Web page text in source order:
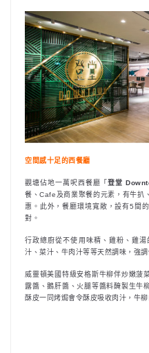
空間感十足的西餐廳
觀塘佔地一萬呎西餐廳「登堂
餐、Cafe及商業聚餐的元素，有牛扒
惠。此外，餐廳環境寬敞，設有5間
對。
行政總廚從不使用味精、雞粉、雞
汁、菜汁、牛肉汁等等天然調味，強調
威靈頓美國特級安格斯牛柳伴炒嫩菠
露醬、鵝肝醬、火腿等醬料醃製生牛
酥皮一同烤焗會令酥皮吸收肉汁，牛